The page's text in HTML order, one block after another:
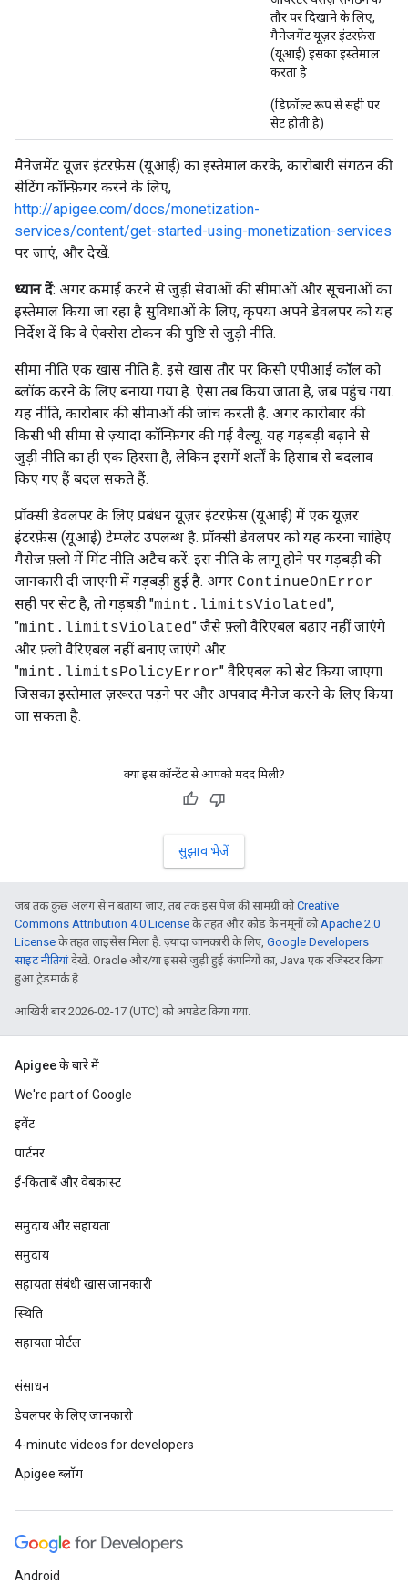
तौर पर दिखाने के लिए,
मैनेजमेंट यूज़र इंटरफ़ेस
(यूआई) इसका इस्तेमाल
करता है
(डिफ़ॉल्ट रूप से सही पर
सेट होती है)
मैनेजमेंट यूज़र इंटरफ़ेस (यूआई) का इस्तेमाल करके, कारोबारी संगठन की
सेटिंग कॉन्फ़िगर करने के लिए,
http://apigee.com/docs/monetization-
services/content/get-started-using-monetization-services
पर जाएं, और देखें.
ध्यान दें: अगर कमाई करने से जुड़ी सेवाओं की सीमाओं और सूचनाओं का
इस्तेमाल किया जा रहा है सुविधाओं के लिए, कृपया अपने डेवलपर को यह
निर्देश दें कि वे ऐक्सेस टोकन की पुष्टि से जुड़ी नीति.
सीमा नीति एक खास नीति है. इसे खास तौर पर किसी एपीआई कॉल को
ब्लॉक करने के लिए बनाया गया है. ऐसा तब किया जाता है, जब पहुंच गया.
यह नीति, कारोबार की सीमाओं की जांच करती है. अगर कारोबार की
किसी भी सीमा से ज़्यादा कॉन्फ़िगर की गई वैल्यू. यह गड़बड़ी बढ़ाने से
जुड़ी नीति का ही एक हिस्सा है, लेकिन इसमें शर्तों के हिसाब से बदलाव
किए गए हैं बदल सकते हैं.
प्रॉक्सी डेवलपर के लिए प्रबंधन यूज़र इंटरफ़ेस (यूआई) में एक यूज़र
इंटरफ़ेस (यूआई) टेम्प्लेट उपलब्ध है. प्रॉक्सी डेवलपर को यह करना चाहिए
मैसेज फ़्लो में मिंट नीति अटैच करें. इस नीति के लागू होने पर गड़बड़ी की
जानकारी दी जाएगी में गड़बड़ी हुई है. अगर ContinueOnError
सही पर सेट है, तो गड़बड़ी "mint.limitsViolated",
"mint.limitsViolated" जैसे फ़्लो वैरिएबल बढ़ाए नहीं जाएंगे
और फ़्लो वैरिएबल नहीं बनाए जाएंगे और
"mint.limitsPolicyError" वैरिएबल को सेट किया जाएगा
जिसका इस्तेमाल ज़रूरत पड़ने पर और अपवाद मैनेज करने के लिए किया
जा सकता है.
क्या इस कॉन्टेंट से आपको मदद मिली?
सुझाव भेजें
जब तक कुछ अलग से न बताया जाए, तब तक इस पेज की सामग्री कोCreative
Commons Attribution 4.0 License के तहत और कोड के नमूनों कोApache 2.0
License के तहत लाइसेंस मिला है. ज़्यादा जानकारी के लिए, Google Developers
साइट नीतियांदेखें. Oracle और/या इससे जुड़ी हुई कंपनियों का, Java एक रजिस्टर किया
हुआ ट्रेडमार्क है.
आखिरी बार 2026-02-17 (UTC) को अपडेट किया गया.
Apigee के बारे में
We're part of Google
इवेंट
पार्टनर
ई-किताबें और वेबकास्ट
समुदाय और सहायता
समुदाय
सहायता संबंधी खास जानकारी
स्थिति
सहायता पोर्टल
संसाधन
डेवलपर के लिए जानकारी
4-minute videos for developers
Apigee ब्लॉग
Android